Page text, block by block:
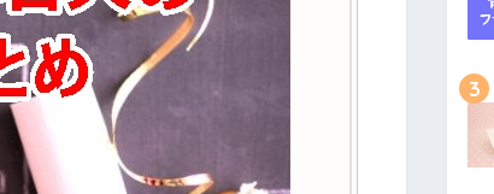
3